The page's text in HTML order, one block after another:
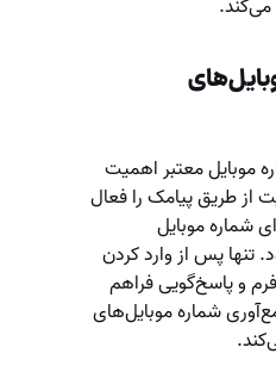
می‌کند.
موبایل معتبر اهمیت
از طریق پیامک را فعال
شماره موبایل
تنها پس از وارد کردن
و پاسخ‌گویی فراهم
شماره موبایل‌های